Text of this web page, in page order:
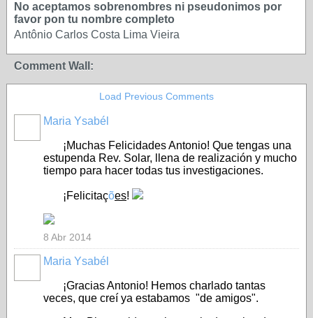
No aceptamos sobrenombres ni pseudonimos por
favor pon tu nombre completo
Antônio Carlos Costa Lima Vieira
Comment Wall:
Load Previous Comments
Maria Ysabél
¡Muchas Felicidades Antonio! Que tengas una
estupenda Rev. Solar, llena de realización y mucho
tiempo para hacer todas tus investigaciones.
¡Felicitações!
8 Abr 2014
Maria Ysabél
¡Gracias Antonio! Hemos charlado tantas
veces, que creí ya estabamos "de amigos".